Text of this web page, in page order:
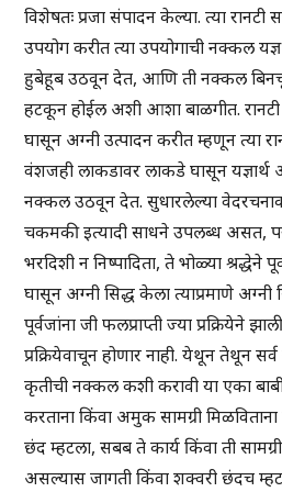
विशेषतः प्रजा संपादन केल्या. त्या रानटी
उपयोग करीत त्या उपयोगाची नक्कल
हुबेहूब उठवून देत, आणि ती नक्कल
हटकून होईल अशी आशा बाळगीत.
घासून अग्नी उत्पादन करीत म्हणून त्या
वंशजही लाकडावर लाकडे घासून यज्ञार्थ
नक्कल उठवून देत. सुधारलेल्या
चकमकी इत्यादी साधने उपलब्ध असत,
भरदिशी न निष्पादिता, ते भोळ्या श्रद्धेने
घासून अग्नी सिद्ध केला त्याप्रमाणे
पूर्वजांना जी फलप्राप्ती ज्या प्रक्रियेने
प्रक्रियेवाचून होणार नाही. येथून तेथून सर्व
कृतीची नक्कल कशी करावी या एका
करताना किंवा अमुक सामग्री
छंद म्हटला, सबब ते कार्य किंवा ती
असल्यास जागती किंवा शक्वरी छंदच